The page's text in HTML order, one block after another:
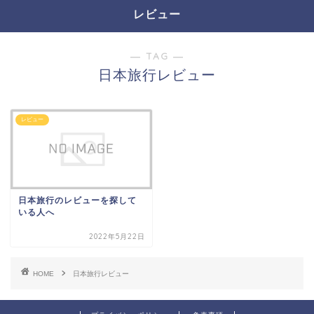
レビュー
― TAG ―
日本旅行レビュー
レビュー
日本旅行のレビューを探して
いる人へ
2022年5月22日
HOME 日本旅行レビュー